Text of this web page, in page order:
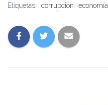
Etiquetas: corrupción economía